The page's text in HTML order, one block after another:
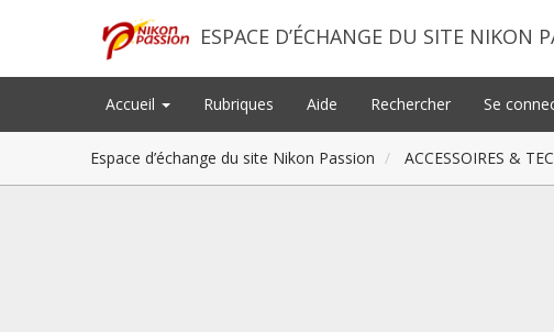
ESPACE D’ÉCHANGE DU SITE NIKON
Accueil Rubriques Aide Rechercher Se
Espace d’échange du site Nikon Passion ACCESSOIRES &